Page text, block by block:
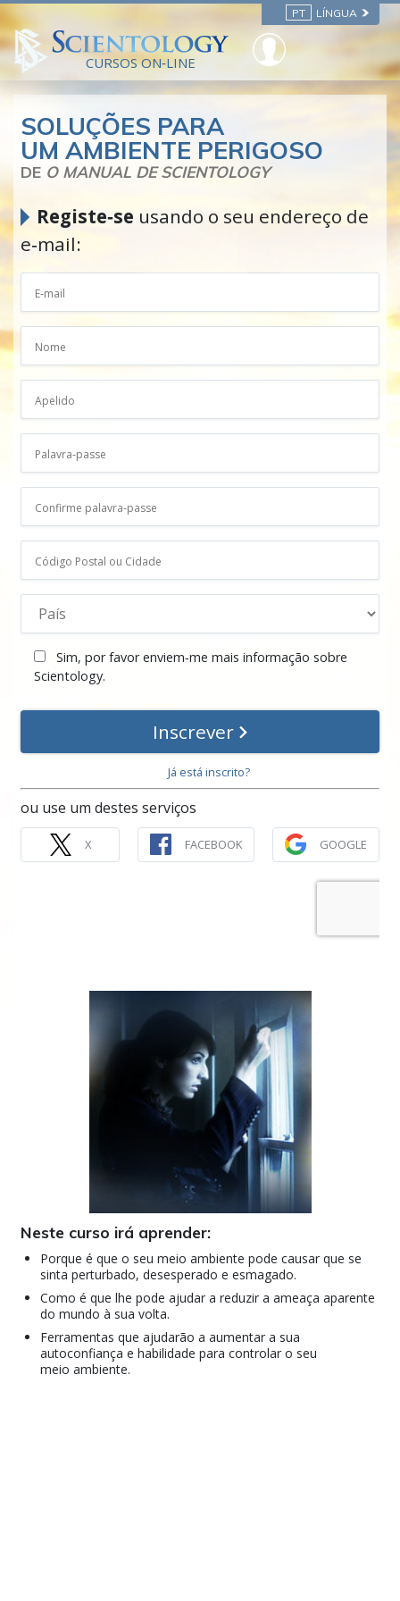
PT LÍNGUA
CURSOS ON‑LINE
SOLUÇÕES PARA
UM AMBIENTE PERIGOSO
DE O MANUAL DE SCIENTOLOGY
Registe‑se usando o seu endereço de
e‑mail:
Sim, por favor enviem‑me mais informação sobre
Scientology.
Inscrever
Já está inscrito?
ou use um destes serviços
X FACEBOOK GOOGLE
Neste curso irá aprender:
Porque é que o seu meio ambiente pode causar que se
sinta perturbado, desesperado e esmagado.
Como é que lhe pode ajudar a reduzir a ameaça aparente
do mundo à sua volta.
Ferramentas que ajudarão a aumentar a sua
autoconfiança e habilidade para controlar o seu
meio ambiente.